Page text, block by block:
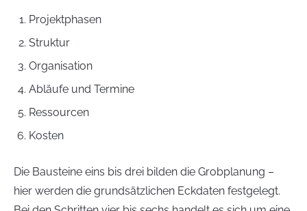
Projektphasen
Struktur
Organisation
Abläufe und Termine
Ressourcen
Kosten
Die Bausteine eins bis drei bilden die Grobplanung –
hier werden die grundsätzlichen Eckdaten festgelegt.